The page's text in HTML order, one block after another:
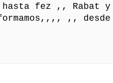
hasta fez ,, Rabat y
,, desde